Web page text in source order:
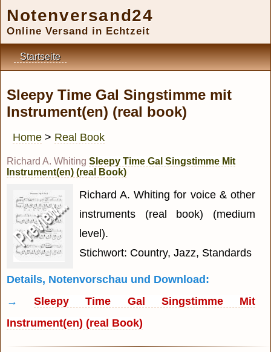
Notenversand24
Online Versand in Echtzeit
Startseite
Sleepy Time Gal Singstimme mit
Instrument(en) (real book)
Home > Real Book
Richard A. Whiting Sleepy Time Gal Singstimme Mit
Instrument(en) (real Book)
Richard A. Whiting for voice & other
instruments (real book) (medium
level).
Stichwort: Country, Jazz, Standards
Details, Notenvorschau und Download:
→Sleepy Time Gal Singstimme Mit
Instrument(en) (real Book)